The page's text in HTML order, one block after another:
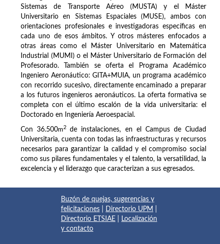
Sistemas de Transporte Aéreo (MUSTA) y el Máster
Universitario en Sistemas Espaciales (MUSE), ambos con
orientaciones profesionales e investigadoras específicas en
cada uno de esos ámbitos. Y otros másteres enfocados a
otras áreas como el Máster Universitario en Matemática
Industrial (MUMI) o el Máster Universitario de Formación del
Profesorado. También se oferta el Programa Académico
Ingeniero Aeronáutico: GITA+MUIA, un programa académico
con recorrido sucesivo, directamente encaminado a preparar
a los futuros ingenieros aeronáuticos. La oferta formativa se
completa con el último escalón de la vida universitaria: el
Doctorado en Ingeniería Aeroespacial.
Con 36.500m2
de instalaciones, en el Campus de Ciudad
Universitaria, cuenta con todas las infraestructuras y recursos
necesarios para garantizar la calidad y el compromiso social
como sus pilares fundamentales y el talento, la versatilidad, la
excelencia y el liderazgo que caracterizan a sus egresados.
Buzón de quejas, sugerencias y
felicitaciones
Directorio UPM
Directorio ETSIAE
Localización
y contacto